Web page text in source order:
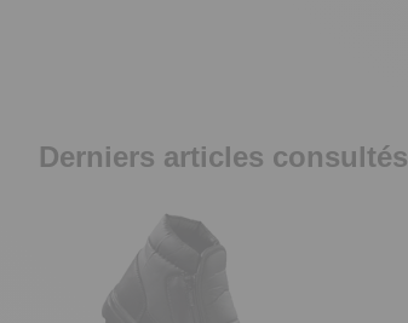
Derniers articles consultés